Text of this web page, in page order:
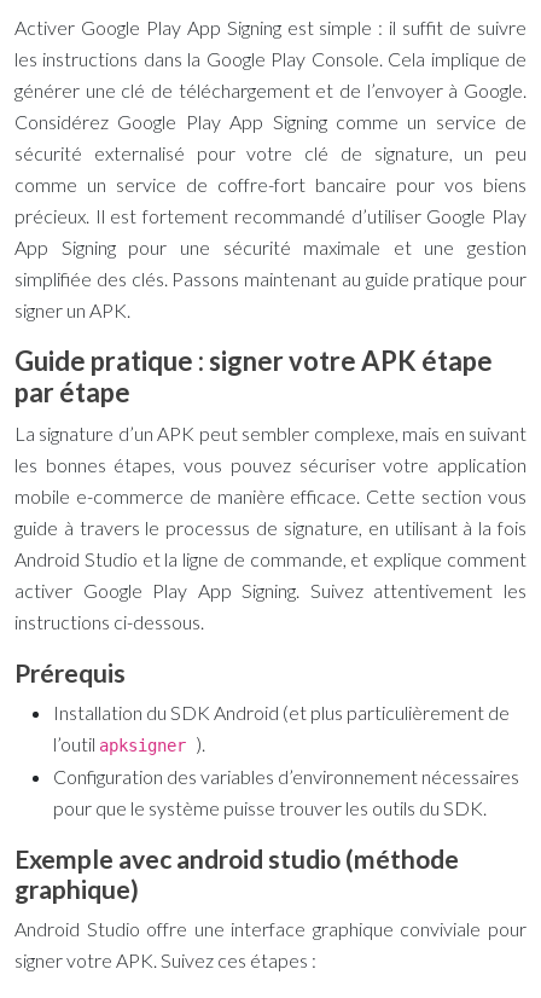
Activer Google Play App Signing est simple : il suffit de suivre
les instructions dans la Google Play Console. Cela implique de
générer une clé de téléchargement et de l’envoyer à Google.
Considérez Google Play App Signing comme un service de
sécurité externalisé pour votre clé de signature, un peu
comme un service de coffre-fort bancaire pour vos biens
précieux. Il est fortement recommandé d’utiliser Google Play
App Signing pour une sécurité maximale et une gestion
simplifiée des clés. Passons maintenant au guide pratique pour
signer un APK.
Guide pratique : signer votre APK étape
par étape
La signature d’un APK peut sembler complexe, mais en suivant
les bonnes étapes, vous pouvez sécuriser votre application
mobile e-commerce de manière efficace. Cette section vous
guide à travers le processus de signature, en utilisant à la fois
Android Studio et la ligne de commande, et explique comment
activer Google Play App Signing. Suivez attentivement les
instructions ci-dessous.
Prérequis
Installation du SDK Android (et plus particulièrement de
l’outil apksigner ).
Configuration des variables d’environnement nécessaires
pour que le système puisse trouver les outils du SDK.
Exemple avec android studio (méthode
graphique)
Android Studio offre une interface graphique conviviale pour
signer votre APK. Suivez ces étapes :